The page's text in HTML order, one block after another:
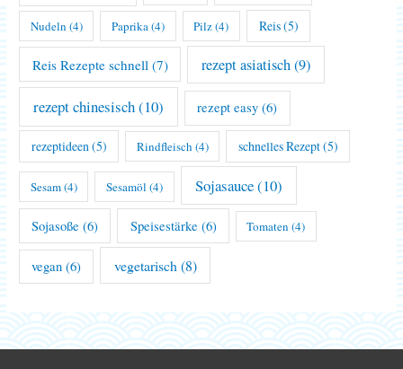
Nudeln (4) Paprika(4) Pilz(4) Reis(5)
Reis Rezepte schnell (7) rezept asiatisch(9)
rezept chinesisch(10) rezept easy (6)
rezeptideen (5) Rindfleisch (4) schnelles Rezept(5)
Sesam(4) Sesamöl (4) Sojasauce(10)
Sojasoße (6) Speisestärke (6) Tomaten (4)
vegan (6) vegetarisch (8)